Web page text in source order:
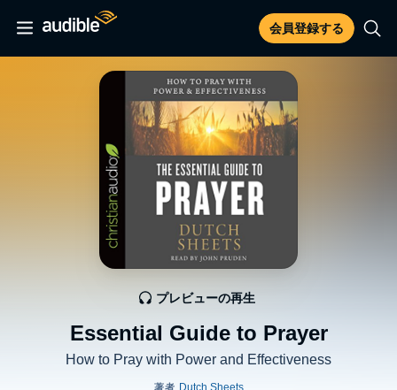
会員登録する
Essential Guide to Prayer
How to Pray with Power and Effectiveness
プレビューの再生